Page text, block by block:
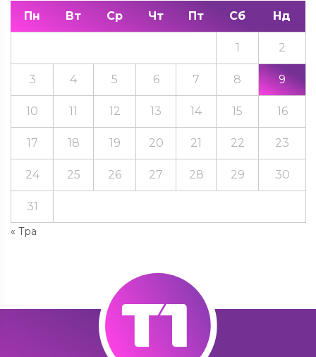
Пн Вт Ср Чт Пт Сб Нд
« Тра
1 2
3 4 5 6 7 8 9
10 11 12 13 14 15 16
17 18 19 20 21 22 23
24 25 26 27 28 29 30
31